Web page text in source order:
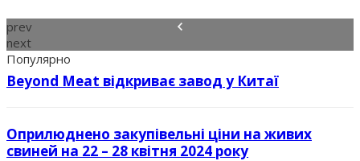
prev
next
Популярно
Beyond Meat відкриває завод у Китаї
Оприлюднено закупівельні ціни на живих
свиней на 22 – 28 квітня 2024 року